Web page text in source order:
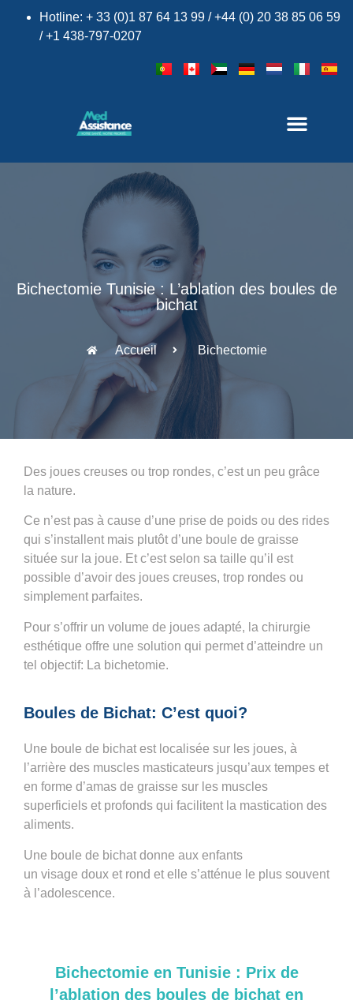
Hotline: + 33 (0)1 87 64 13 99 / +44 (0) 20 38 85 06 59
/ +1 438-797-0207
Bichectomie Tunisie : L’ablation des boules de
bichat
Accueil Bichectomie
Des joues creuses ou trop rondes, c’est un peu grâce
la nature.
Ce n’est pas à cause d’une prise de poids ou des rides
qui s’installent mais plutôt d’une boule de graisse
située sur la joue. Et c’est selon sa taille qu’il est
possible d’avoir des joues creuses, trop rondes ou
simplement parfaites.
Pour s’offrir un volume de joues adapté, la chirurgie
esthétique offre une solution qui permet d’atteindre un
tel objectif: La bichetomie.
Boules de Bichat: C’est quoi?
Une boule de bichat est localisée sur les joues, à
l’arrière des muscles masticateurs jusqu’aux tempes et
en forme d’amas de graisse sur les muscles
superficiels et profonds qui facilitent la mastication des
aliments.
Une boule de bichat donne aux enfants
un visage doux et rond et elle s’atténue le plus souvent
à l’adolescence.
Bichectomie en Tunisie : Prix de
l’ablation des boules de bichat en